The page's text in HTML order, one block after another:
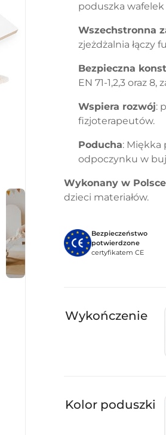
poduszka wafelek
Wszechstronna
zjeżdżalnia łączy
Bezpieczna
EN 71-1,2,3 oraz
Wspiera rozwój:
fizjoterapeutów.
Poducha: Miękka
odpoczynku w
Wykonany w Polsce
dzieci materiałów.
Bezpieczeństwo
potwierdzone
certyfikatem CE
Wykończenie
Kolor poduszki